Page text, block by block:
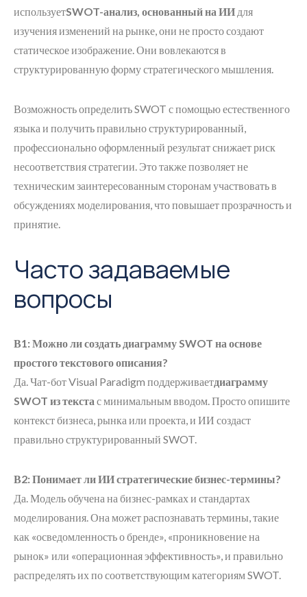
используетSWOT-анализ, основанный на ИИ для
изучения изменений на рынке, они не просто создают
статическое изображение. Они вовлекаются в
структурированную форму стратегического мышления.
Возможность определить SWOT с помощью естественного
языка и получить правильно структурированный,
профессионально оформленный результат снижает риск
несоответствия стратегии. Это также позволяет не
техническим заинтересованным сторонам участвовать в
обсуждениях моделирования, что повышает прозрачность и
принятие.
Часто задаваемые
вопросы
В1: Можно ли создать диаграмму SWOT на основе
простого текстового описания?
Да. Чат-бот Visual Paradigm поддерживаетдиаграмму
SWOT из текста с минимальным вводом. Просто опишите
контекст бизнеса, рынка или проекта, и ИИ создаст
правильно структурированный SWOT.
В2: Понимает ли ИИ стратегические бизнес-термины?
Да. Модель обучена на бизнес-рамках и стандартах
моделирования. Она может распознавать термины, такие
как «осведомленность о бренде», «проникновение на
рынок» или «операционная эффективность», и правильно
распределять их по соответствующим категориям SWOT.